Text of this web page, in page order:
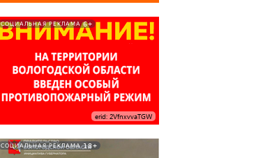
СОЦИАЛЬНАЯ РЕКЛАМА 6+
erid: 2VfnxvvaTGW
СОЦИАЛЬНАЯ РЕКЛАМА 18+